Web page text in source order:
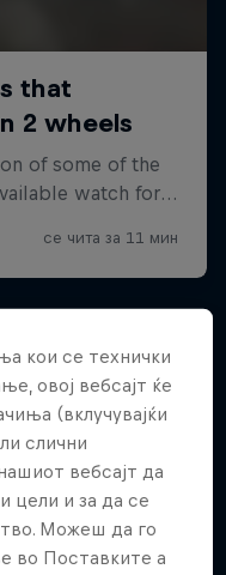
кои се технички
овој вебсајт ќе
(вклучувајќи
слични
вебсајт да
цели и за да се
Можеш да го
во Поставките а